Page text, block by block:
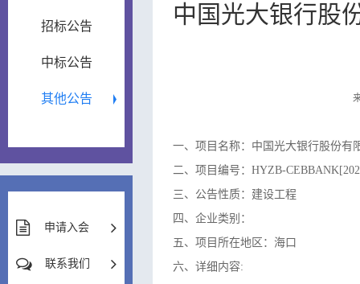
招标公告
中标公告
其他公告
申请入会
联系我们
中国光大银行股
一、项目名称：中国光大银行股份有
二、项目编号：HYZB-
三、公告性质：建设工程
四、企业类别：
五、项目所在地区：海口
六、详细内容: